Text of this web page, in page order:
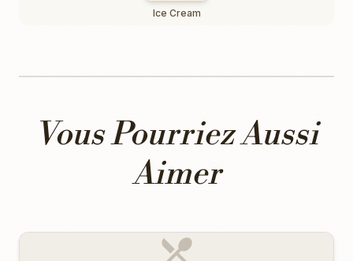
Ice Cream
Vous Pourriez Aussi
Aimer